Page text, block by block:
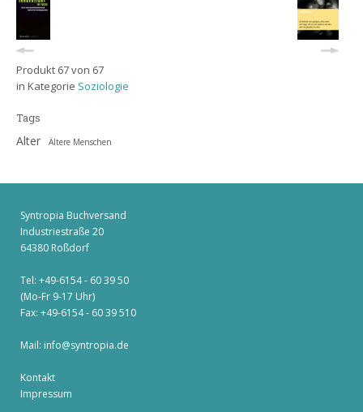
Produkt 67 von 67
in Kategorie Soziologie
Tags
Alter Ältere Menschen
Syntropia Buchversand
Industriestraße 20
64380 Roßdorf
Tel: +49-6154 - 60 39 50
(Mo-Fr 9-17 Uhr)
Fax: +49-6154 - 60 39 510
Mail: info@syntropia.de
Kontakt
Impressum